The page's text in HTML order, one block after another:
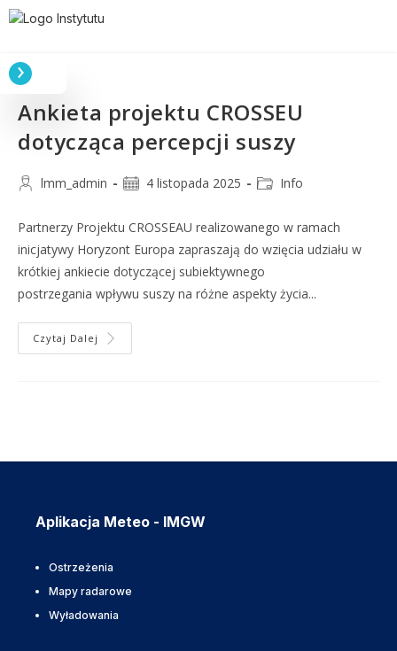
Ankieta projektu CROSSEU
dotycząca percepcji suszy
lmm_admin 4 listopada 2025 Info
Partnerzy Projektu CROSSEAU realizowanego w ramach
inicjatywy Horyzont Europa zapraszają do wzięcia udziału w
krótkiej ankiecie dotyczącej subiektywnego
postrzegania wpływu suszy na różne aspekty życia...
Czytaj Dalej
Aplikacja Meteo - IMGW
Ostrzeżenia
Mapy radarowe
Wyładowania